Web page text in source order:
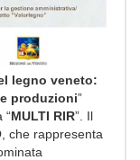
legno veneto:
produzioni”
“MULTI RIR”. Il
, che rappresenta